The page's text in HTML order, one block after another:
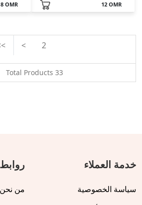
12 OMR
8 OMR
2
>
Total Products 33
خدمة العملاء
سياسة الخصوصية
من نحن